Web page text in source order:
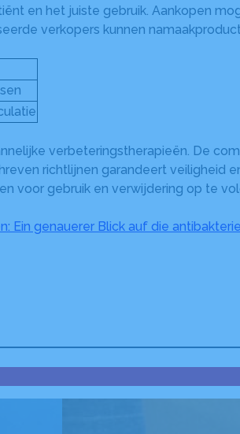
en het juiste gebruik. Aankopen
verkopers kunnen
verbeteringstherapieën. De
richtlijnen garandeert veiligheid
voor gebruik en verwijdering op te
Ein genauerer Blick auf die